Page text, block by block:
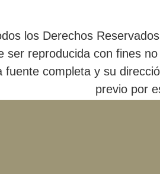
los Derechos
ser reproducida con fines
fuente completa y su
previo por